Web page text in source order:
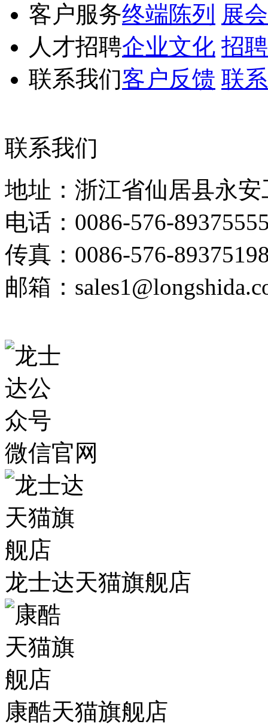
客户服务终端陈列 展
人才招聘企业文化 招
联系我们客户反馈 联
联系我们
地址：浙江省仙居县永
电话：0086-576-
传真：0086-576-
邮箱：
微信官网
龙士达天猫旗舰店
康酷天猫旗舰店